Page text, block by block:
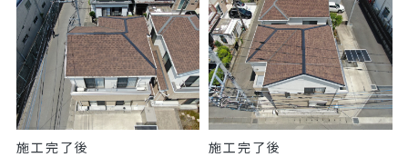
施工完了後 施工完了後